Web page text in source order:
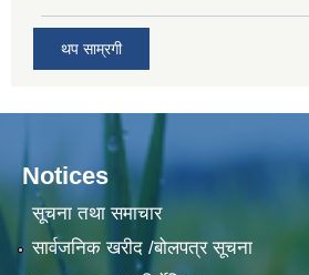
थप साम्रगी
Notices
सूचना तथा समाचार
सार्वजनिक खरीद /बोलपत्र सूचना